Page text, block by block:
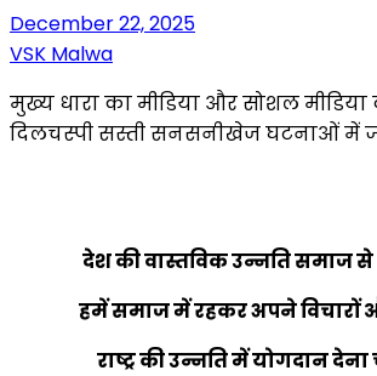
December 22, 2025
VSK Malwa
मुख्य धारा का मीडिया और सोशल मीडिया
दिलचस्पी सस्ती सनसनीखेज घटनाओं में
देश की वास्तविक उन्नति समाज से
हमें समाज में रहकर अपने विचारों
राष्ट्र की उन्नति में योगदान देना